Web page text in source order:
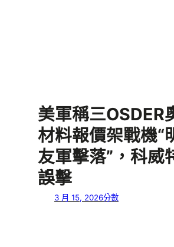
美軍稱三OSDER
材料報價架戰機“
友軍擊落”，科威
誤擊
3 月 15, 2026分數